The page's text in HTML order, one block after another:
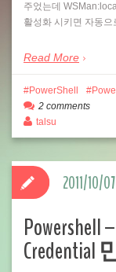
주었는데
활성화 시키면 자동
Read More
PowerShell
2 comments
talsu
Credential
2011/10/07